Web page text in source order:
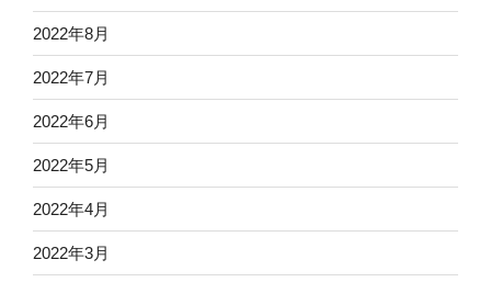
2022年8月
2022年7月
2022年6月
2022年5月
2022年4月
2022年3月